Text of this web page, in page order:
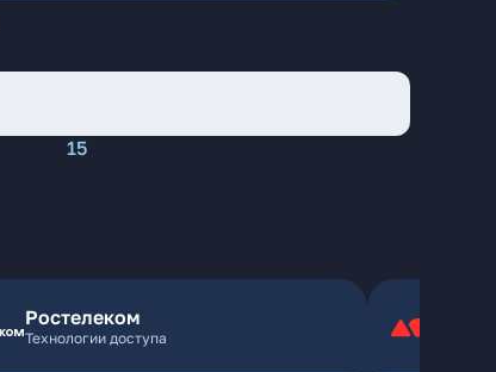
15
Ростелеком
Технологии доступа